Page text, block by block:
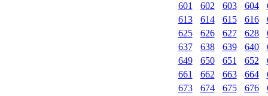
601
602 603 604
613
614 615 616
625
626 627 628
637
638 639 640
649
650 651 652
661
662 663 664
673
674 675 676